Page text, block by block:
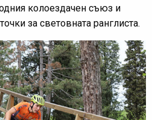
колоездачен съюз и
за световната ранглиста.